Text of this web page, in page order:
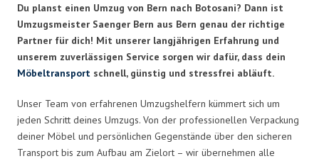
Du planst einen Umzug von Bern nach Botosani? Dann ist
Umzugsmeister Saenger Bern aus Bern genau der richtige
Partner für dich! Mit unserer langjährigen Erfahrung und
unserem zuverlässigen Service sorgen wir dafür, dass dein
Möbeltransport schnell, günstig und stressfrei abläuft.
Unser Team von erfahrenen Umzugshelfern kümmert sich um
jeden Schritt deines Umzugs. Von der professionellen Verpackung
deiner Möbel und persönlichen Gegenstände über den sicheren
Transport bis zum Aufbau am Zielort – wir übernehmen alle